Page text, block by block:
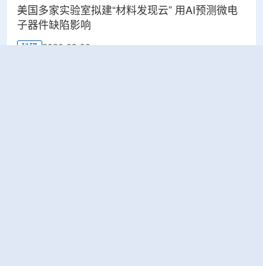
美国多家实验室拟建“材料发现云” 用AI预测微电
子器件缺陷影响
科研 2026-08-06